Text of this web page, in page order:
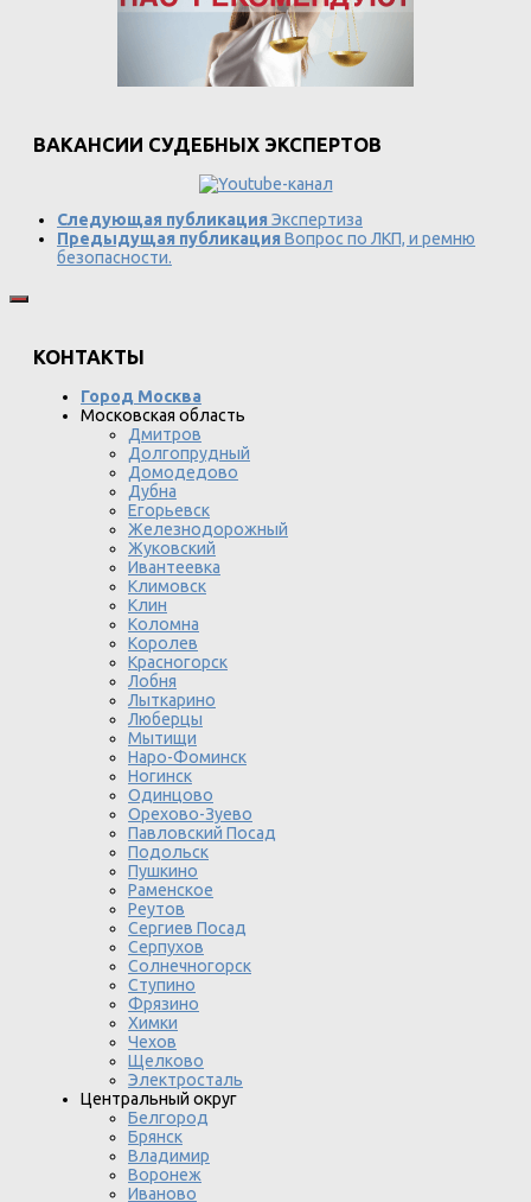
ВАКАНСИИ СУДЕБНЫХ ЭКСПЕРТОВ
Следующая публикация Экспертиза
Предыдущая публикация Вопрос по ЛКП, и ремню
безопасности.
КОНТАКТЫ
Город Москва
Московская область
Дмитров
Долгопрудный
Домодедово
Дубна
Егорьевск
Железнодорожный
Жуковский
Ивантеевка
Климовск
Клин
Коломна
Королев
Красногорск
Лобня
Лыткарино
Люберцы
Мытищи
Наро-Фоминск
Ногинск
Одинцово
Орехово-Зуево
Павловский Посад
Подольск
Пушкино
Раменское
Реутов
Сергиев Посад
Серпухов
Солнечногорск
Ступино
Фрязино
Химки
Чехов
Щелково
Электросталь
Центральный округ
Белгород
Брянск
Владимир
Воронеж
Иваново